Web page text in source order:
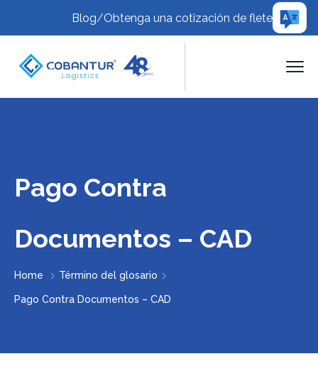
Blog/Obtenga una cotización de flete
Pago Contra
Documentos – CAD
Home Término del glosario
Pago Contra Documentos – CAD